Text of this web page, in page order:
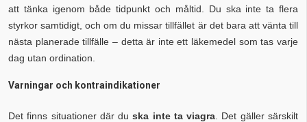
att tänka igenom både tidpunkt och måltid. Du ska inte ta flera
styrkor samtidigt, och om du missar tillfället är det bara att vänta till
nästa planerade tillfälle – detta är inte ett läkemedel som tas varje
dag utan ordination.
Varningar och kontraindikationer
Det finns situationer där duska inte ta viagra . Det gäller särskilt